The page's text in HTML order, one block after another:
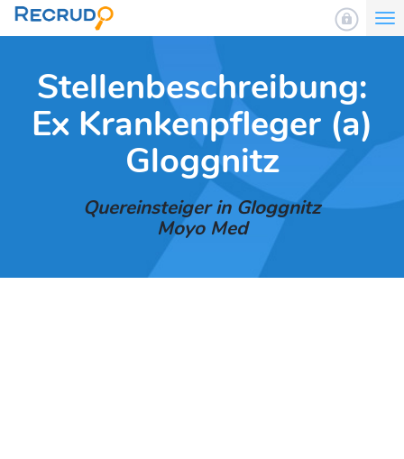
Stellenbeschreibung:
Ex Krankenpfleger (a)
Gloggnitz
Quereinsteiger in Gloggnitz
Moyo Med